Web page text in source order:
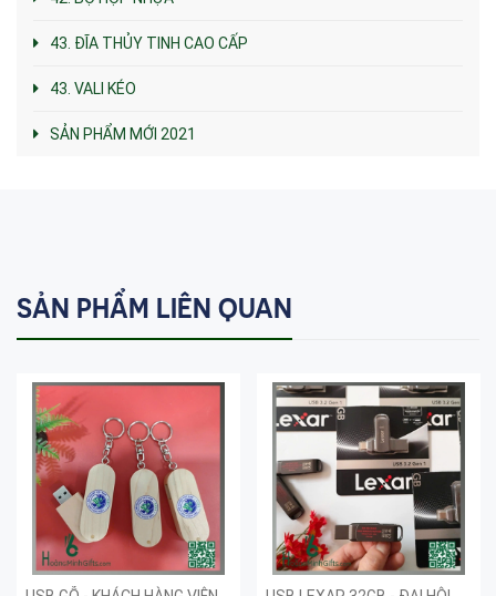
43. ĐĨA THỦY TINH CAO CẤP
43. VALI KÉO
SẢN PHẨM MỚI 2021
SẢN PHẨM LIÊN QUAN